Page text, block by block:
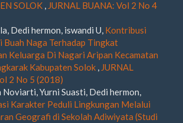
SOLOK , JURNAL BUANA: Vol 2 No 4
Dedi hermon, iswandi U, Kontribusi
Buah Naga Terhadap Tingkat
Keluarga Di Nagari Aripan Kecamatan
Kabupaten Solok , JURNAL
2 No 5 (2018)
Noviarti, Yurni Suasti, Dedi hermon,
Karakter Peduli Lingkungan Melalui
Geografi di Sekolah Adiwiyata (Studi